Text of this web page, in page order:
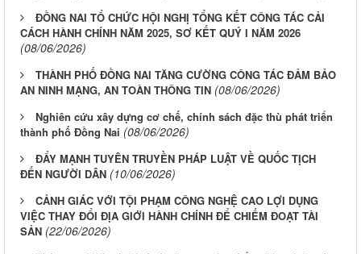
ĐỒNG NAI TỔ CHỨC HỘI NGHỊ TỔNG KẾT CÔNG TÁC CẢI
CÁCH HÀNH CHÍNH NĂM 2025, SƠ KẾT QUÝ I NĂM 2026
(08/06/2026)
THÀNH PHỐ ĐỒNG NAI TĂNG CƯỜNG CÔNG TÁC ĐẢM BẢO
AN NINH MẠNG, AN TOÀN THÔNG TIN (08/06/2026)
Nghiên cứu xây dựng cơ chế, chính sách đặc thù phát triển
thành phố Đồng Nai (08/06/2026)
ĐẨY MẠNH TUYÊN TRUYỀN PHÁP LUẬT VỀ QUỐC TỊCH
ĐẾN NGƯỜI DÂN (10/06/2026)
CẢNH GIÁC VỚI TỘI PHẠM CÔNG NGHỆ CAO LỢI DỤNG
VIỆC THAY ĐỔI ĐỊA GIỚI HÀNH CHÍNH ĐỂ CHIẾM ĐOẠT TÀI
SẢN (22/06/2026)